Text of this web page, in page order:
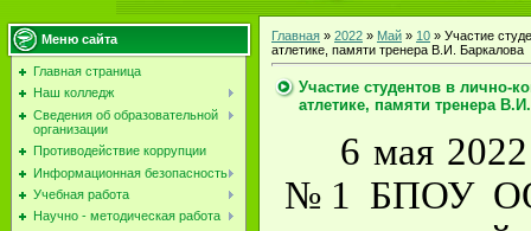
Меню сайта
Главная страница
Наш колледж
Сведения об образовательной
организации
Противодействие коррупции
Информационная безопасность
Учебная работа
Научно - методическая работа
Главная » 2022 » Май » 10 » Участие
атлетике, памяти тренера В.И. Баркалова
Участие студентов в лично-
атлетике, памяти тренера
6 мая
№1 БПОУ ОО